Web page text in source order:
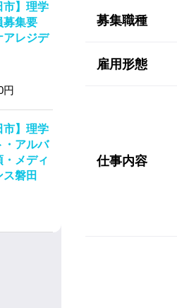
募集職種
雇用形態
仕事内容
市】理学
募集要
アレジデ
円
市】理学
・アルバ
・メディ
磐田